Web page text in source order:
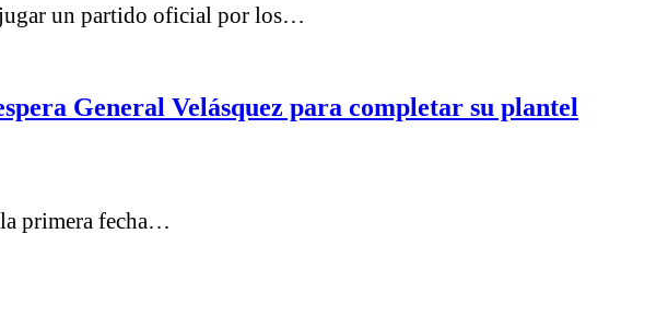
jugar un partido oficial por los…
General Velásquez para completar su plantel
primera fecha…